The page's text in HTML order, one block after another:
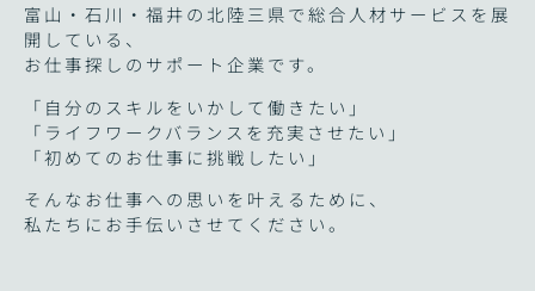
富山・石川・福井の北陸三県で総合人材サービスを展
開している、
お仕事探しのサポート企業です。
「自分のスキルをいかして働きたい」
「ライフワークバランスを充実させたい」
「初めてのお仕事に挑戦したい」
そんなお仕事への思いを叶えるために、
私たちにお手伝いさせてください。